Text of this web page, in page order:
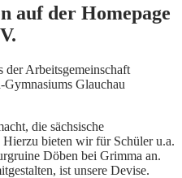
auf der Homepage
der Arbeitsgemeinschaft
Glauchau
die sächsische
bieten wir für Schüler u.a.
Döben bei Grimma an.
ist unsere Devise.